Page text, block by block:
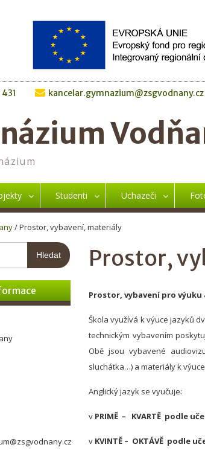
kancelar.gymnazium@zsgvodnany.cz
Studenti Uchazeči
/Prostor, vybavení, materiály
Prostor,
Prostor, vybavení pro výuku
Škola využívá k výuce jazyků
technickým vybavením
Obě jsou vybavené
sluchátka…) a materiály k
Anglický jazyk se vyučuje:
v PRIMĚ – KVARTĚ podle
v KVINTĚ – OKTÁVĚ podle